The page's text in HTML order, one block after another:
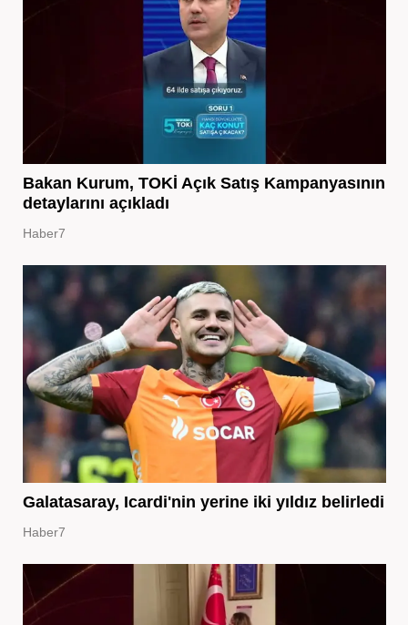
Bakan Kurum, TOKİ Açık Satış Kampanyasının
detaylarını açıkladı
Haber7
Galatasaray, Icardi'nin yerine iki yıldız belirledi
Haber7